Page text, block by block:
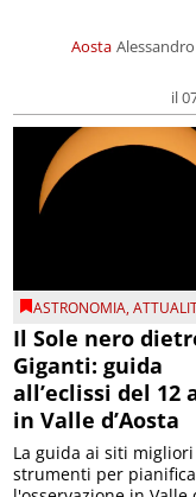
Aosta
il
ASTRONOMIA,
Il Sole nero
Giganti: guida
all’eclissi del 12
in Valle d’Aosta
La guida ai siti
strumenti per